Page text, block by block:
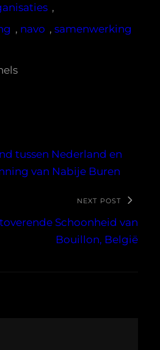
,
, navo , samenwerking
tussen Nederland en
van Nabije Buren
NEXT POST
Schoonheid van
Bouillon, België